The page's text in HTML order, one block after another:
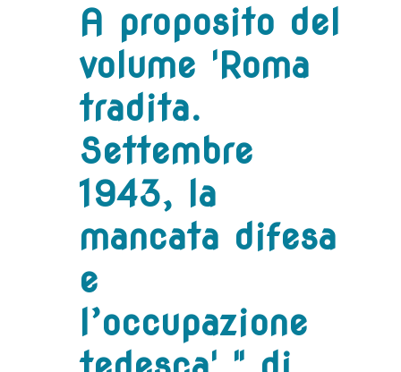
A proposito del
volume 'Roma
tradita.
Settembre
1943, la
mancata difesa
e
l’occupazione